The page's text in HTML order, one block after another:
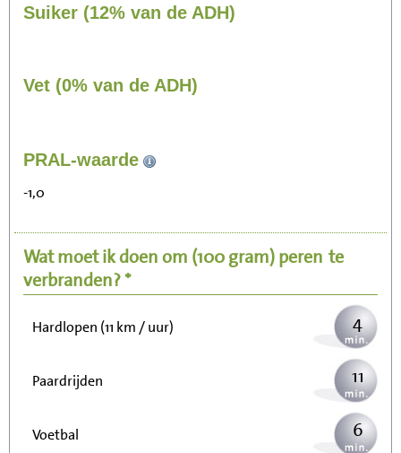
Suiker (12% van de ADH)
Vet (0% van de ADH)
PRAL-waarde
-1,0
Wat moet ik doen om (100 gram)peren te
verbranden? *
Zitten, tv kijken
Wandelen (5 km/uur)
Hardlopen (11 km / uur) 4
Paardrijden 11
Voetbal 6